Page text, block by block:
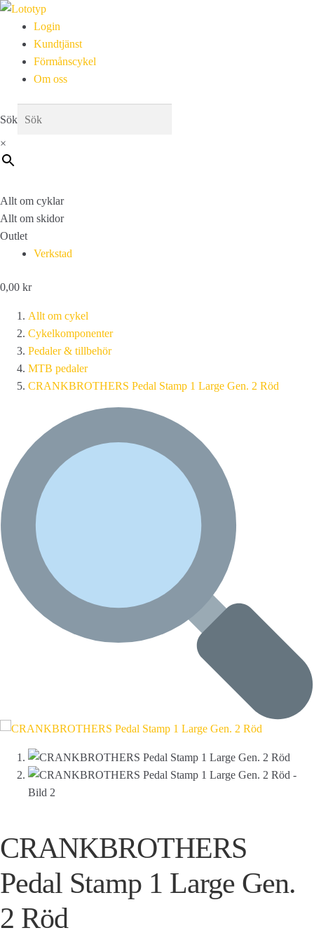
Login
Kundtjänst
Förmånscykel
Om oss
Sök
×
Allt om cyklar
Allt om skidor
Outlet
Verkstad
0,00 kr
Allt om cykel
Cykelkomponenter
Pedaler & tillbehör
MTB pedaler
CRANKBROTHERS Pedal Stamp 1 Large Gen. 2 Röd
CRANKBROTHERS
Pedal Stamp 1 Large Gen.
2 Röd